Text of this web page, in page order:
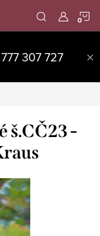
307 727
š.CČ23 -